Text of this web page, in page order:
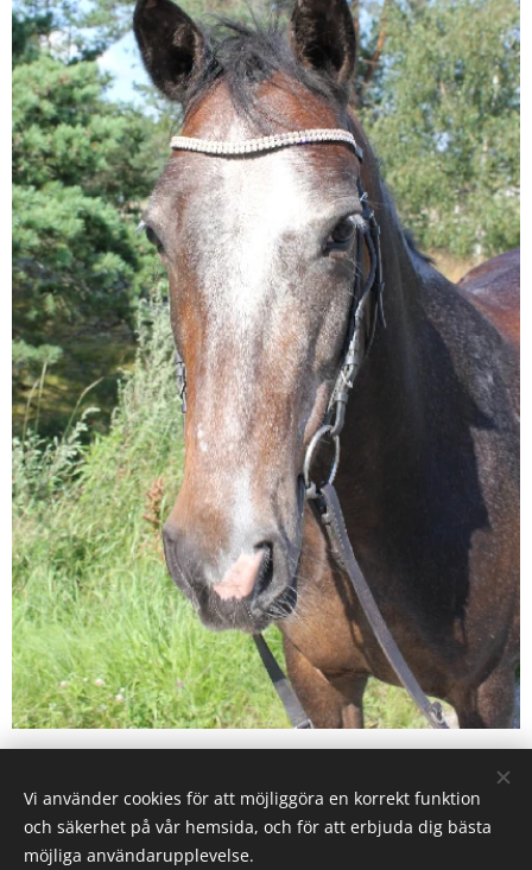
Karby Ridanläggning drivs av Ryttarcenter i Täby AB på
uppdrag avTäby Kommun.
Täby Ryttarcenter & Täby Ryttarsällskap
Vi använder cookies för att möjliggöra en korrekt funktion
och säkerhet på vår hemsida, och för att erbjuda dig bästa
möjliga användarupplevelse.